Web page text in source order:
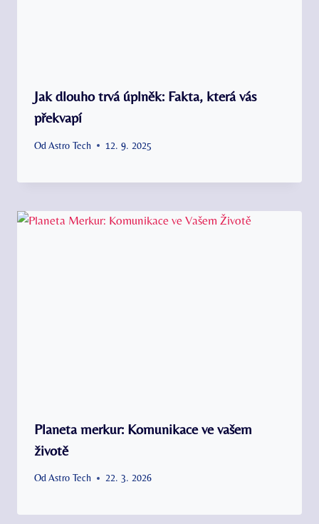
Jak dlouho trvá úplněk: Fakta, která vás
překvapí
Od Astro Tech 12. 9. 2025
Planeta merkur: Komunikace ve vašem
životě
Od Astro Tech 22. 3. 2026